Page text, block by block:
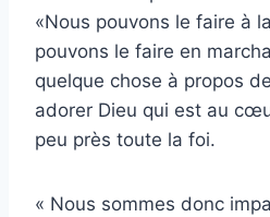
«Nous pouvons le faire à
pouvons le faire en
quelque chose à propos
adorer Dieu qui est au
peu près toute la foi.
« Nous sommes donc